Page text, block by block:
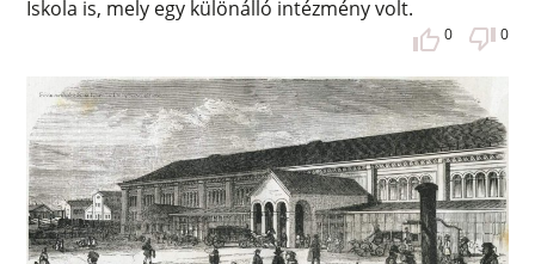
Iskola is, mely egy különálló intézmény volt.
0 0